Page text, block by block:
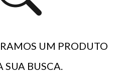
UM PRODUTO
SUA BUSCA.